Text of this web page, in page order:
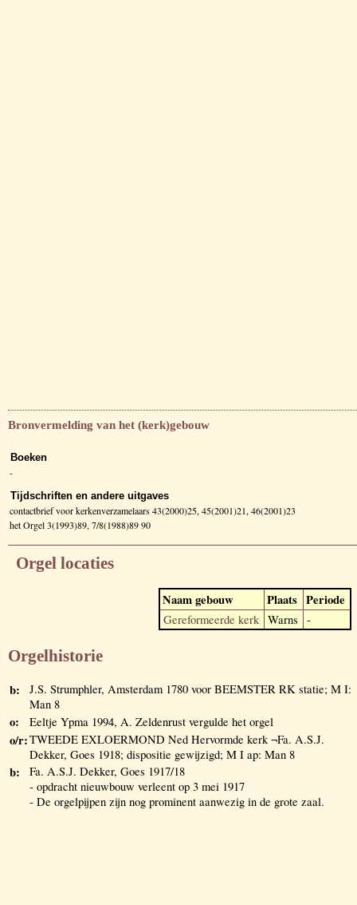
Bronvermelding van het (kerk)gebouw
Boeken
-
Tijdschriften en andere uitgaves
contactbrief voor kerkenverzamelaars 43(2000)25, 45(2001)21, 46(2001)23
het Orgel 3(1993)89, 7/8(1988)89 90
Orgel locaties
Naam gebouw Plaats Periode
Gereformeerde kerk Warns -
Orgelhistorie
b:
J.S. Strumphler, Amsterdam 1780 voor BEEMSTER RK statie; M I:
Man 8
o: Eeltje Ypma 1994, A. Zeldenrust vergulde het orgel
o/r:TWEEDE EXLOERMOND Ned Hervormde kerk ¬Fa. A.S.J.
Dekker, Goes 1918; dispositie gewijzigd; M I ap: Man 8
b:
Fa. A.S.J. Dekker, Goes 1917/18
- opdracht nieuwbouw verleent op 3 mei 1917
- De orgelpijpen zijn nog prominent aanwezig in de grote zaal.